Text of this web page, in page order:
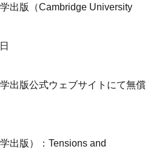
出版（Cambridge University
出版公式ウェブサイトにて無償
出版）：Tensions and